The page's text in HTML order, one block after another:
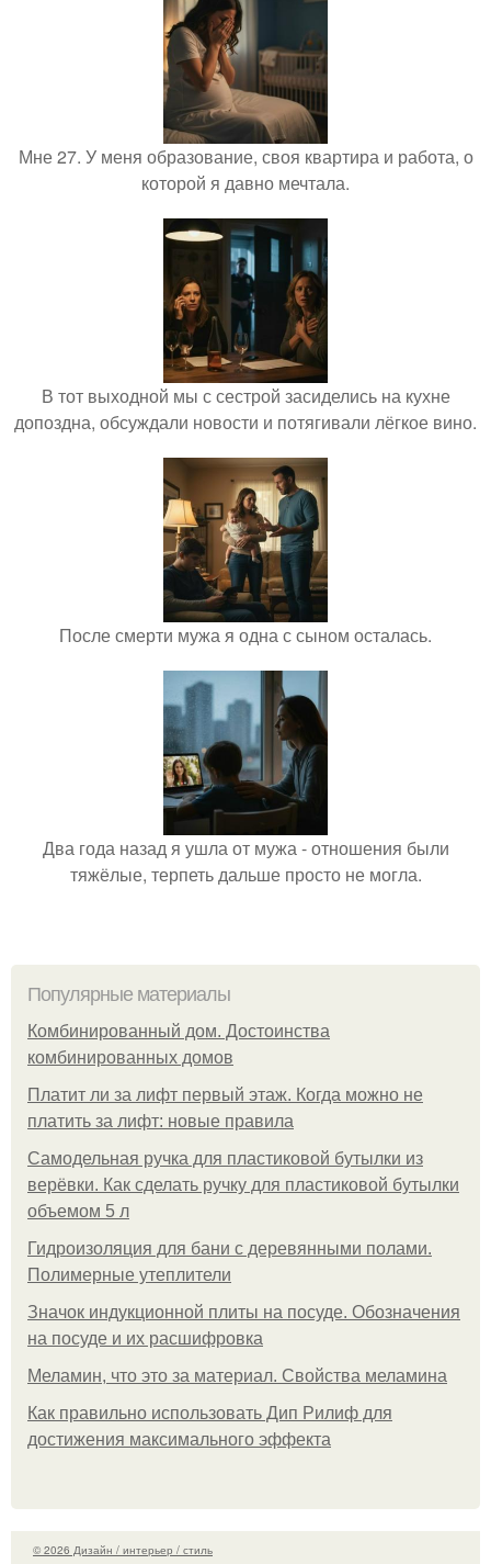
Мне 27. У меня образование, своя квартира и работа, о
которой я давно мечтала.
В тот выходной мы с сестрой засиделись на кухне
допоздна, обсуждали новости и потягивали лёгкое вино.
После смерти мужа я одна с сыном осталась.
Два года назад я ушла от мужа - отношения были
тяжёлые, терпеть дальше просто не могла.
Популярные материалы
Комбинированный дом. Достоинства
комбинированных домов
Платит ли за лифт первый этаж. Когда можно не
платить за лифт: новые правила
Самодельная ручка для пластиковой бутылки из
верёвки. Как сделать ручку для пластиковой бутылки
объемом 5 л
Гидроизоляция для бани с деревянными полами.
Полимерные утеплители
Значок индукционной плиты на посуде. Обозначения
на посуде и их расшифровка
Меламин, что это за материал. Свойства меламина
Как правильно использовать Дип Рилиф для
достижения максимального эффекта
© 2026 Дизайн / интерьер / стиль